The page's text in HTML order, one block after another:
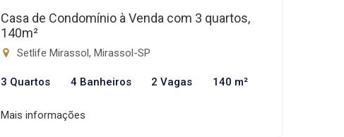
Casa de Condomínio à Venda com 3 quartos,
140m²
Setlife Mirassol, Mirassol-SP
3 Quartos 4 Banheiros 2 Vagas 140 m²
Mais informações